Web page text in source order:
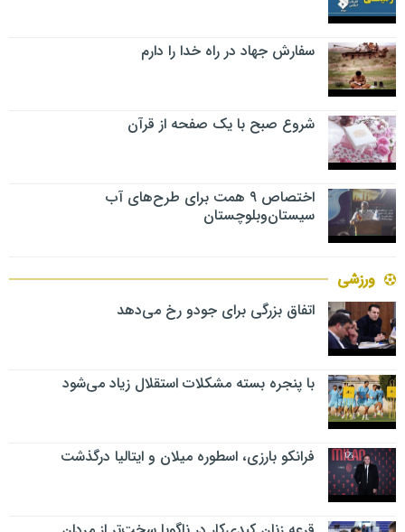
سفارش جهاد در راه خدا را دارم
شروع صبح با یک صفحه از قرآن
اختصاص ۹ همت برای طرح‌های آب
سیستان‌وبلوچستان
ورزشی
اتفاق بزرگی برای جودو رخ می‌دهد
با پنجره بسته مشکلات استقلال زیاد می‌شود
فرانکو بارزی، اسطوره میلان و ایتالیا درگذشت